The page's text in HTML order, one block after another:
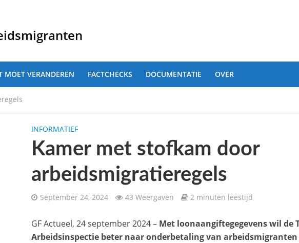
MOET VERANDEREN FACTCHECKS DOCUMENTATIE OVER
INFORMATIEF
Kamer met stofkam door
arbeidsmigratieregels
September 24, 2024 43 Weergaven 2 minuten leestijd
GF Actueel, 24 september 2024 – Met loonaangiftegegevens wil de
Arbeidsinspectie beter naar onderbetaling van